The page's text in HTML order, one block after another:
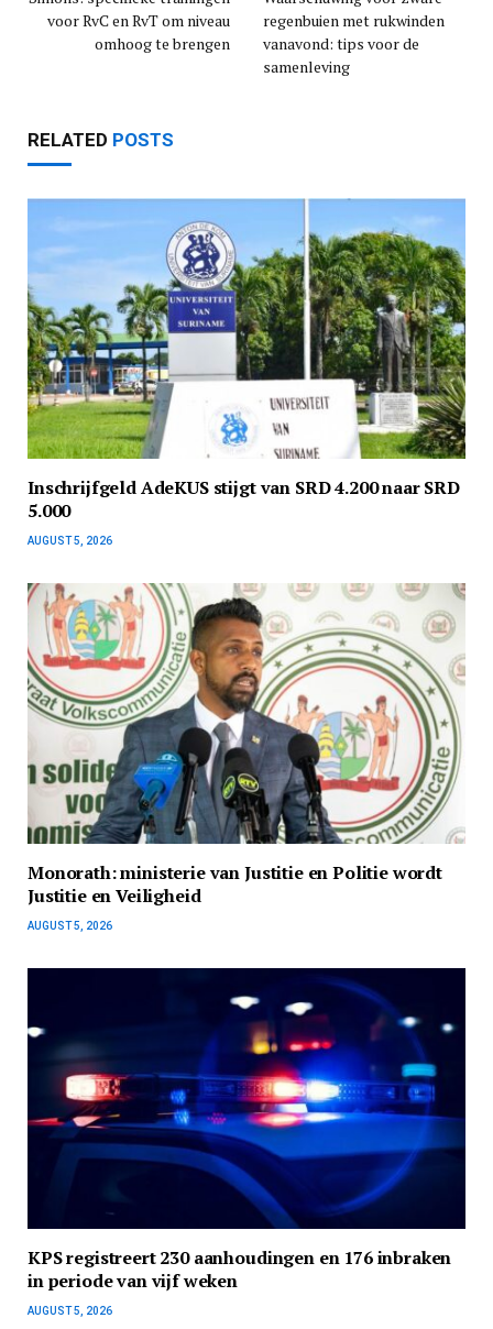
voor RvC en RvT om niveau
omhoog te brengen
regenbuien met rukwinden
vanavond: tips voor de
samenleving
RELATED POSTS
Inschrijfgeld AdeKUS stijgt van SRD 4.200 naar SRD
5.000
AUGUST 5, 2026
Monorath: ministerie van Justitie en Politie wordt
Justitie en Veiligheid
AUGUST 5, 2026
KPS registreert 230 aanhoudingen en 176 inbraken
in periode van vijf weken
AUGUST 5, 2026